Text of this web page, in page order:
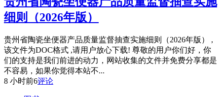
细则（2026年版）
贵州省陶瓷坐便器产品质量监督抽查实施细则（2026年版） ,
该文件为DOC格式 ,请用户放心下载! 尊敬的用户你们好，你
们的支持是我们前进的动力，网站收集的文件并免费分享都是
不容易，如果你觉得本站不...
8 小时前6评论